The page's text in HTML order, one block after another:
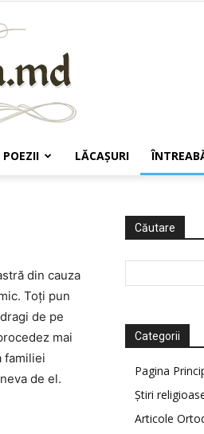
POEZII LĂCAŞURI
din cauza
Toţi pun
de pe
mai
familiei
de el.
Căutare
Categorii
Pagina
Știri
Articole